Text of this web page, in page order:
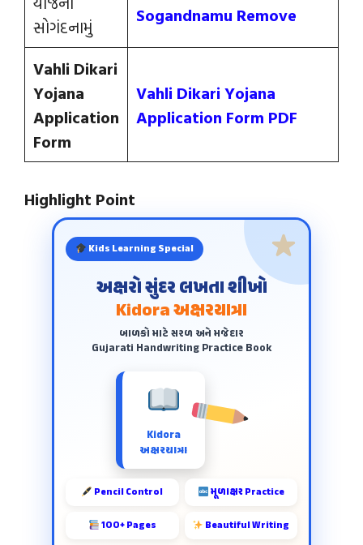
સોગંદનામું
Sogandnamu Remove
Vahli Dikari
Yojana
Application
Form
Vahli Dikari Yojana
Application Form PDF
Highlight Point
Kids Learning Special
અક્ષરો સુંદર લખતા શીખો
Kidora અક્ષરયાત્રા
બાળકો માટે સરળ અને મજેદાર
Gujarati Handwriting Practice Book
Kidora
અક્ષરયાત્રા
Pencil Control મૂળાક્ષર Practice
100+ Pages Beautiful Writing